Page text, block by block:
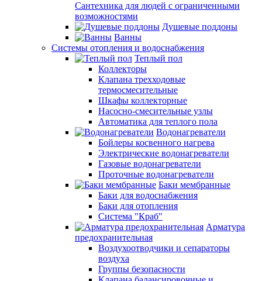
Сантехника для людей с ограниченными
возможностями
Душевые поддоны
Ванны
Системы отопления и водоснабжения
Теплый пол
Коллекторы
Клапана трехходовые
термосмесительные
Шкафы коллекторные
Насосно-смесительные узлы
Автоматика для теплого пола
Водонагреватели
Бойлеры косвенного нагрева
Электрические водонагреватели
Газовые водонагреватели
Проточные водонагреватели
Баки мембранные
Баки для водоснабжения
Баки для отопления
Система "Краб"
Арматура
предохранительная
Воздухоотводчики и сепараторы
воздуха
Группы безопасности